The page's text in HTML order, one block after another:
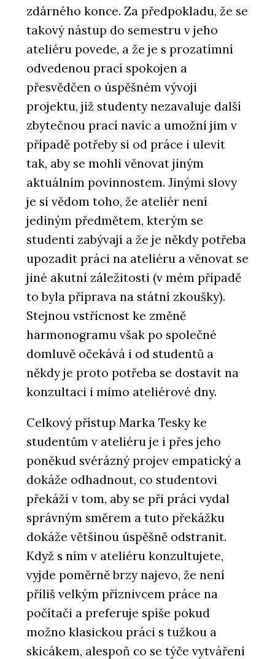
zdárného konce. Za předpokladu, že se
takový nástup do semestru v jeho
ateliéru povede, a že je s prozatímní
odvedenou prací spokojen a
přesvědčen o úspěšném vývoji
projektu, již studenty nezavaluje další
zbytečnou prací navíc a umožní jim v
případě potřeby si od práce i ulevit
tak, aby se mohli věnovat jiným
aktuálním povinnostem. Jinými slovy
je si vědom toho, že ateliér není
jediným předmětem, kterým se
studenti zabývají a že je někdy potřeba
upozadit práci na ateliéru a věnovat se
jiné akutní záležitosti (v mém případě
to byla příprava na státní zkoušky).
Stejnou vstřícnost ke změně
harmonogramu však po společné
domluvě očekává i od studentů a
někdy je proto potřeba se dostavit na
konzultaci i mimo ateliérové dny.
Celkový přístup Marka Tesky ke
studentům v ateliéru je i přes jeho
poněkud svérázný projev empatický a
dokáže odhadnout, co studentovi
překáží v tom, aby se při práci vydal
správným směrem a tuto překážku
dokáže většinou úspěšně odstranit.
Když s ním v ateliéru konzultujete,
vyjde poměrně brzy najevo, že není
příliš velkým příznivcem práce na
počítači a preferuje spíše pokud
možno klasickou práci s tužkou a
skicákem, alespoň co se týče vytváření